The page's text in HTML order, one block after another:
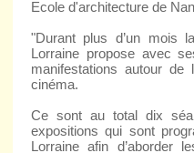
Ecole d'architecture de
"Durant plus d’un mois
Lorraine propose avec
manifestations autour
cinéma.
Ce sont au total dix
expositions qui sont
Lorraine afin d’aborder